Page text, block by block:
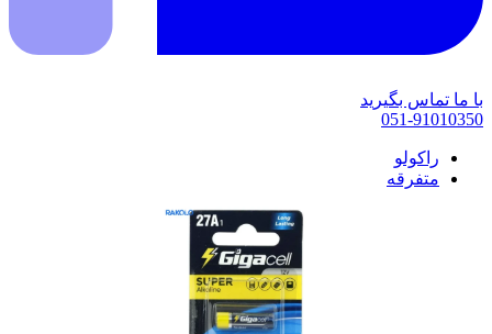
با ما تماس بگیرید
051-91010350
راکولو
متفرقه